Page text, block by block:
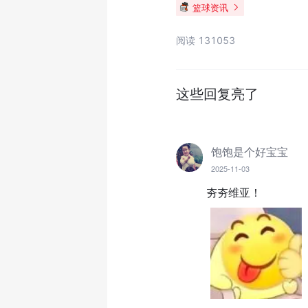
篮球资讯
阅读 131053
这些回复亮了
饱饱是个好宝宝
2025-11-03
夯夯维亚！